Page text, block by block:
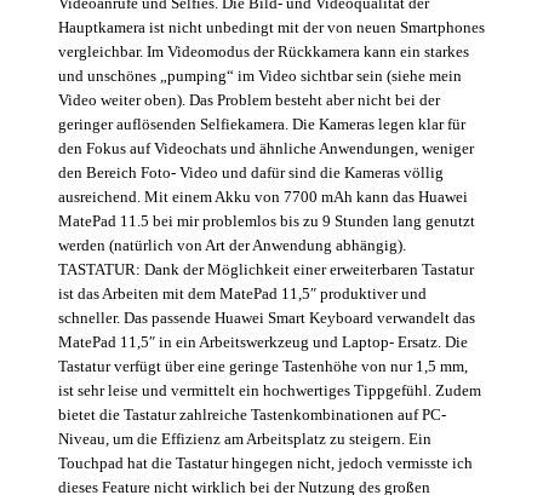
Hauptkamera ist nicht unbedingt mit der von neuen Smartphones
vergleichbar. Im Videomodus der Rückkamera kann ein starkes
und unschönes „pumping“ im Video sichtbar sein (siehe mein
Video weiter oben). Das Problem besteht aber nicht bei der
geringer auflösenden Selfiekamera. Die Kameras legen klar für
den Fokus auf Videochats und ähnliche Anwendungen, weniger
den Bereich Foto- Video und dafür sind die Kameras völlig
ausreichend. Mit einem Akku von 7700 mAh kann das Huawei
MatePad 11.5 bei mir problemlos bis zu 9 Stunden lang genutzt
werden (natürlich von Art der Anwendung abhängig).
TASTATUR: Dank der Möglichkeit einer erweiterbaren Tastatur
ist das Arbeiten mit dem MatePad 11,5″ produktiver und
schneller. Das passende Huawei Smart Keyboard verwandelt das
MatePad 11,5″ in ein Arbeitswerkzeug und Laptop- Ersatz. Die
Tastatur verfügt über eine geringe Tastenhöhe von nur 1,5 mm,
ist sehr leise und vermittelt ein hochwertiges Tippgefühl. Zudem
bietet die Tastatur zahlreiche Tastenkombinationen auf PC-
Niveau, um die Effizienz am Arbeitsplatz zu steigern. Ein
Touchpad hat die Tastatur hingegen nicht, jedoch vermisste ich
dieses Feature nicht wirklich bei der Nutzung des großen